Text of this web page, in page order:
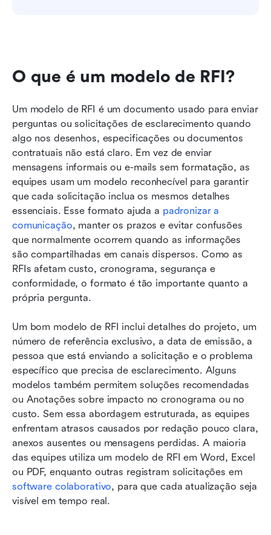
O que é um modelo de RFI?
Um modelo de RFI é um documento usado para enviar
perguntas ou solicitações de esclarecimento quando
algo nos desenhos, especificações ou documentos
contratuais não está claro. Em vez de enviar
mensagens informais ou e-mails sem formatação, as
equipes usam um modelo reconhecível para garantir
que cada solicitação inclua os mesmos detalhes
essenciais. Esse formato ajuda a padronizar a
comunicação, manter os prazos e evitar confusões
que normalmente ocorrem quando as informações
são compartilhadas em canais dispersos. Como as
RFIs afetam custo, cronograma, segurança e
conformidade, o formato é tão importante quanto a
própria pergunta.
Um bom modelo de RFI inclui detalhes do projeto, um
número de referência exclusivo, a data de emissão, a
pessoa que está enviando a solicitação e o problema
específico que precisa de esclarecimento. Alguns
modelos também permitem soluções recomendadas
ou Anotações sobre impacto no cronograma ou no
custo. Sem essa abordagem estruturada, as equipes
enfrentam atrasos causados por redação pouco clara,
anexos ausentes ou mensagens perdidas. A maioria
das equipes utiliza um modelo de RFI em Word, Excel
ou PDF, enquanto outras registram solicitações em
software colaborativo, para que cada atualização seja
visível em tempo real.